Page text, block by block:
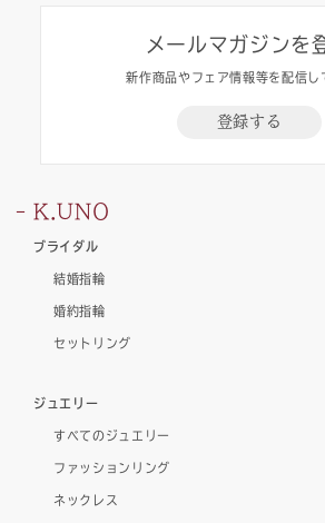
メールマガジンを
新作商品やフェア情報等を配信し
登録する
K.UNO
ブライダル
結婚指輪
婚約指輪
セットリング
ジュエリー
すべてのジュエリー
ファッションリング
ネックレス